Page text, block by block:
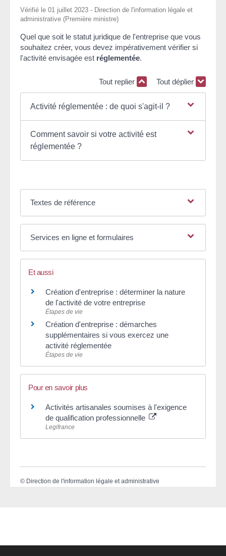
Vérifié le 01 juillet 2023 - Direction de l'information légale et
administrative (Première ministre)
Quel que soit le statut juridique de l'entreprise que vous
souhaitez créer, vous devez impérativement vérifier si
l'activité envisagée est réglementée.
Tout replier Tout déplier
Activité réglementée : de quoi s'agit-il ?
Comment savoir si votre activité est
réglementée ?
Textes de référence
Services en ligne et formulaires
Et aussi
Création d'entreprise : déterminer la nature
de l'activité de votre entreprise
Étapes de vie
Création d'entreprise : démarches
supplémentaires si vous exercez une
activité réglementée
Étapes de vie
Pour en savoir plus
Activités artisanales soumises à l'exigence
de qualification professionnelle
Legifrance
© Direction de l'information légale et administrative